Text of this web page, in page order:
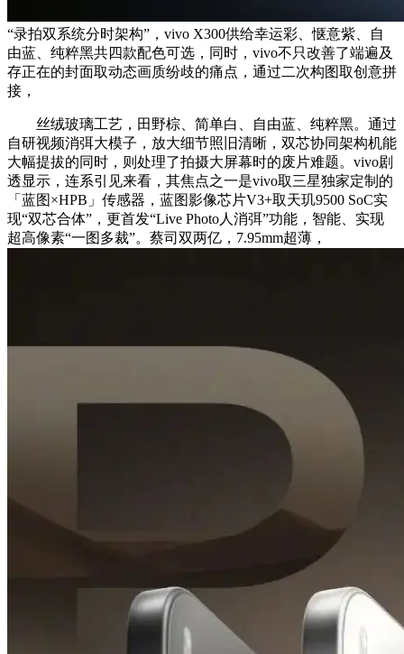
“录拍双系统分时架构”，vivo X300供给幸运彩、惬意紫、自
由蓝、纯粹黑共四款配色可选，同时，vivo不只改善了端遍及
存正在的封面取动态画质纷歧的痛点，通过二次构图取创意拼
接，
丝绒玻璃工艺，田野棕、简单白、自由蓝、纯粹黑。通过
自研视频消弭大模子，放大细节照旧清晰，双芯协同架构机能
大幅提拔的同时，则处理了拍摄大屏幕时的废片难题。vivo剧
透显示，连系引见来看，其焦点之一是vivo取三星独家定制的
「蓝图×HPB」传感器，蓝图影像芯片V3+取天玑9500 SoC实
现“双芯合体”，更首发“Live Photo人消弭”功能，智能、实现
超高像素“一图多裁”。蔡司双两亿，7.95mm超薄，